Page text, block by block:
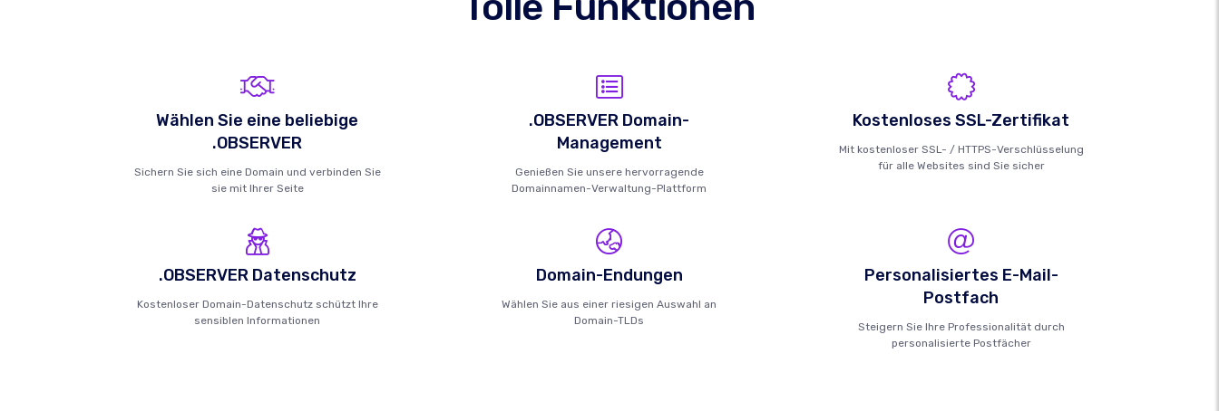
Wählen Sie eine beliebige
.OBSERVER
Sichern Sie sich eine Domain und verbinden Sie
sie mit Ihrer Seite
.OBSERVER Domain-
Management
Genießen Sie unsere hervorragende
Domainnamen-Verwaltung-Plattform
Kostenloses SSL-Zertifikat
Mit kostenloser SSL- / HTTPS-Verschlüsselung
für alle Websites sind Sie sicher
.OBSERVER Datenschutz
Kostenloser Domain-Datenschutz schützt Ihre
sensiblen Informationen
Domain-Endungen
Wählen Sie aus einer riesigen Auswahl an
Domain-TLDs
Personalisiertes E-Mail-
Postfach
Steigern Sie Ihre Professionalität durch
personalisierte Postfächer